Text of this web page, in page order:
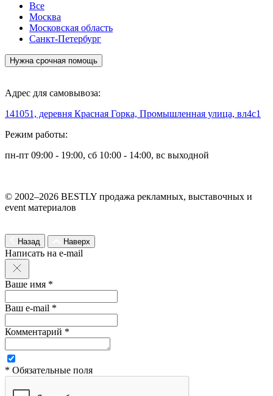
Все
Москва
Московская область
Санкт-Петербург
Нужна срочная помощь
Адрес для самовывоза:
141051, деревня Красная Горка, Промышленная улица, вл4с1
Режим работы:
пн-пт 09:00 - 19:00, сб 10:00 - 14:00, вс выходной
© 2002–2026 BESTLY продажа рекламных, выставочных и
event материалов
Назад Наверх
Написать на e-mail
Ваше имя *
Ваш e-mail *
Комментарий *
* Обязательные поля